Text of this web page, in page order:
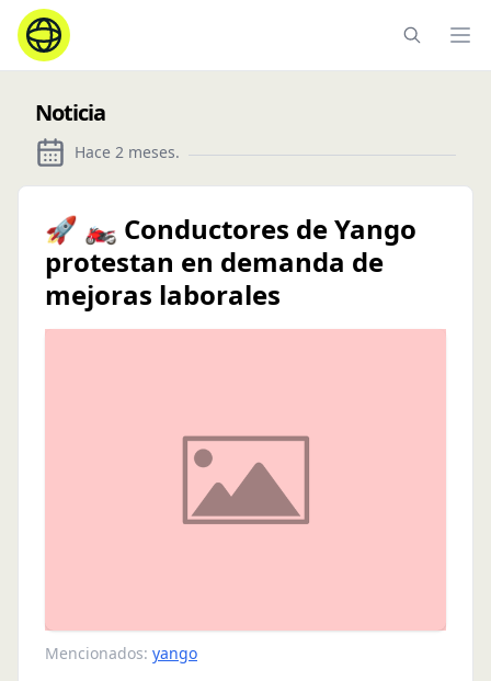
Noticia
Hace 2 meses.
🚀 🏍️ Conductores de Yango
protestan en demanda de
mejoras laborales
Mencionados: yango